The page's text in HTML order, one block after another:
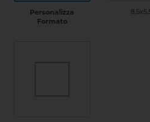
Personalizza
Formato